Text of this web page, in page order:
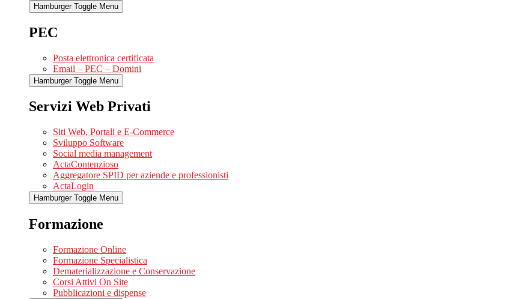
Hamburger Toggle Menu
PEC
Posta elettronica certificata
Email – PEC – Domini
Hamburger Toggle Menu
Servizi Web Privati
Siti Web, Portali e E-Commerce
Sviluppo Software
Social media management
ActaContenzioso
Aggregatore SPID per aziende e professionisti
ActaLogin
Hamburger Toggle Menu
Formazione
Formazione Online
Formazione Specialistica
Dematerializzazione e Conservazione
Corsi Attivi On Site
Pubblicazioni e dispense